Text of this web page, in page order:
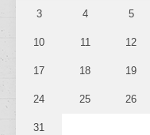
3 4 5
10 11 12
17 18 19
24 25 26
31